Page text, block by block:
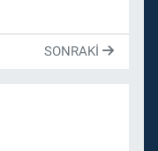
SONRAKI